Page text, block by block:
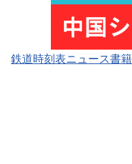
鉄道時刻表ニュース書